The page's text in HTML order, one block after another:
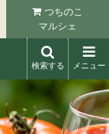
つちのこ
マルシェ
検索する メニュー